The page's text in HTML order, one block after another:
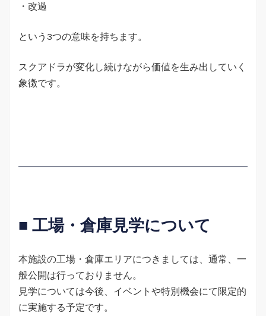
・改過
という3つの意味を持ちます。
スクアドラが変化し続けながら価値を生み出していく
象徴です。
■ 工場・倉庫見学について
本施設の工場・倉庫エリアにつきましては、通常、一
般公開は行っておりません。
見学については今後、イベントや特別機会にて限定的
に実施する予定です。